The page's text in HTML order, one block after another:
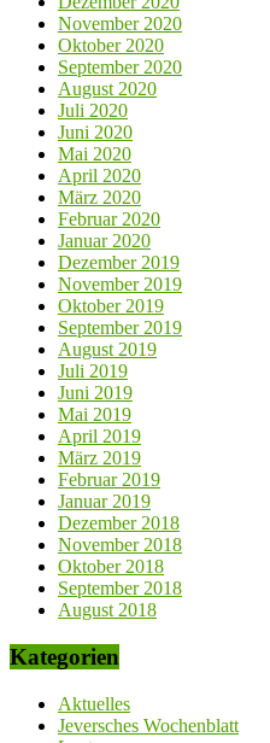
November 2020
Oktober 2020
September 2020
August 2020
Juli 2020
Juni 2020
Mai 2020
April 2020
März 2020
Februar 2020
Januar 2020
Dezember 2019
November 2019
Oktober 2019
September 2019
August 2019
Juli 2019
Juni 2019
Mai 2019
April 2019
März 2019
Februar 2019
Januar 2019
Dezember 2018
November 2018
Oktober 2018
September 2018
August 2018
Kategorien
Aktuelles
Jeversches Wochenblatt